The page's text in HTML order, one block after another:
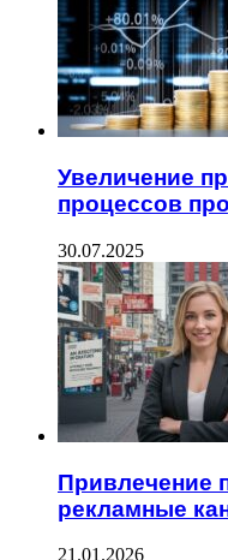
Увеличение
процессов
30.07.2025
Привлечение
рекламные
21.01.2026